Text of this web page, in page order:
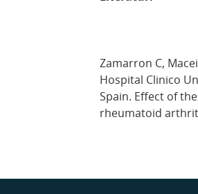
Zamarron C,
Hospital Clinico
Spain. Effect of
rheumatoid